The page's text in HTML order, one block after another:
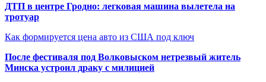
ДТП в центре Гродно: легковая машина вылетела на
тротуар
Как формируется цена авто из США под ключ
После фестиваля под Волковыском нетрезвый житель
Минска устроил драку с милицией